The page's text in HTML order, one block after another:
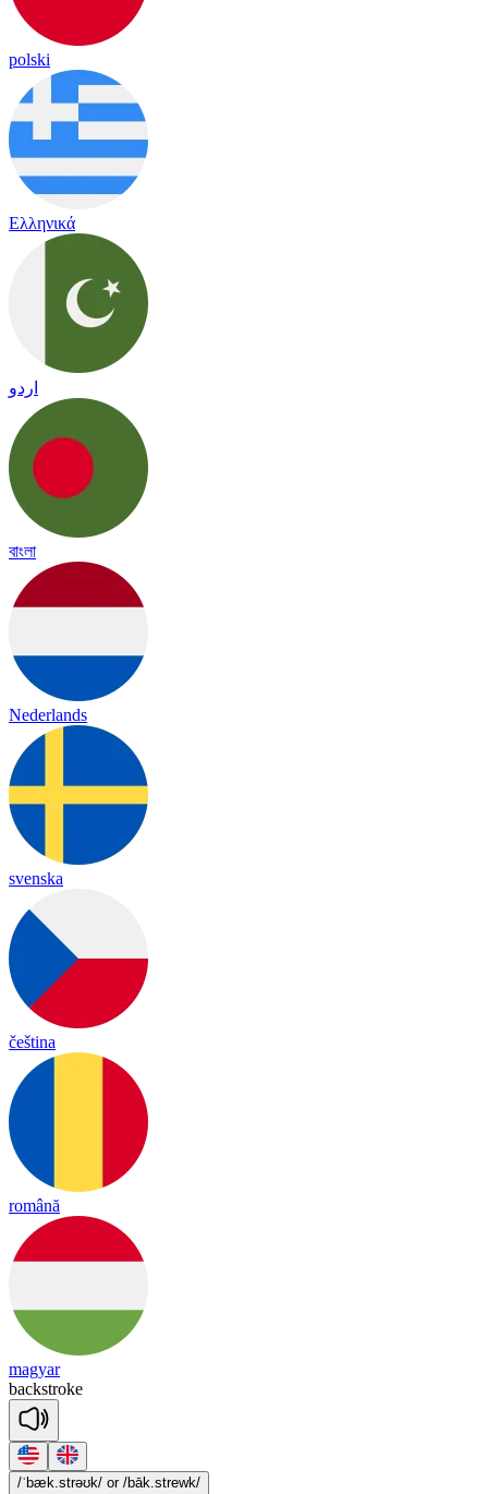
polski
Ελληνικά
اردو
বাংলা
Nederlands
svenska
čeština
română
magyar
backstroke
/ˈbæk.strəʊk/ or /bāk.strewk/